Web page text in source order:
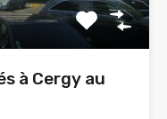
à Cergy au